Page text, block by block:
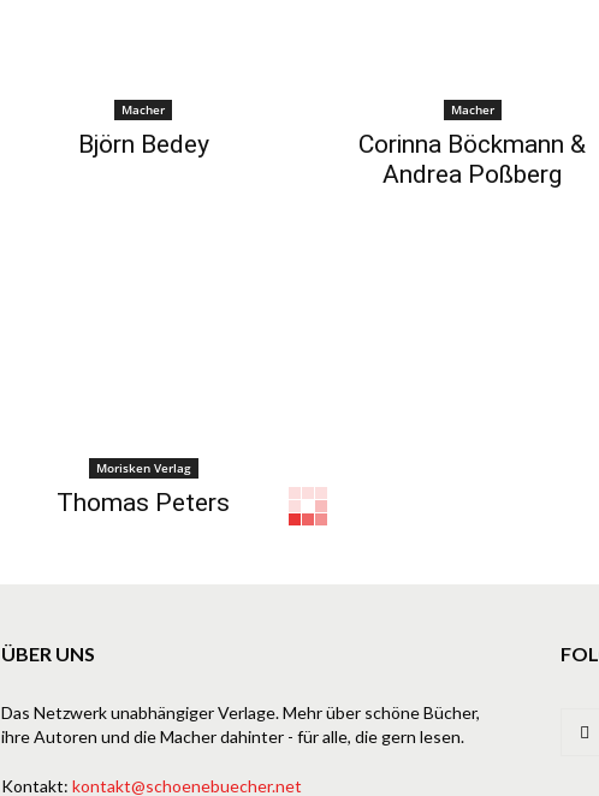
Macher
Björn Bedey
Macher
Corinna Böckmann &
Andrea Poßberg
Morisken Verlag
Thomas Peters
ÜBER UNS
Das Netzwerk unabhängiger Verlage. Mehr über schöne Bücher,
ihre Autoren und die Macher dahinter - für alle, die gern lesen.
Kontakt: kontakt@schoenebuecher.net